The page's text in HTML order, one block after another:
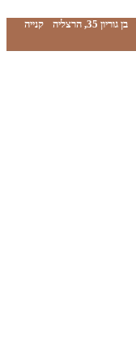
בן גוריון 35, הרצליה
קנייה